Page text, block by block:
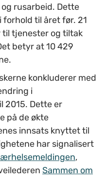
rusarbeid. Dette
til året før. 21
til tjenester og tiltak
betyr at 10 429
konkluderer med
i
2015. Dette er
på de økte
innsats knyttet til
har signalisert
,
Sammen om